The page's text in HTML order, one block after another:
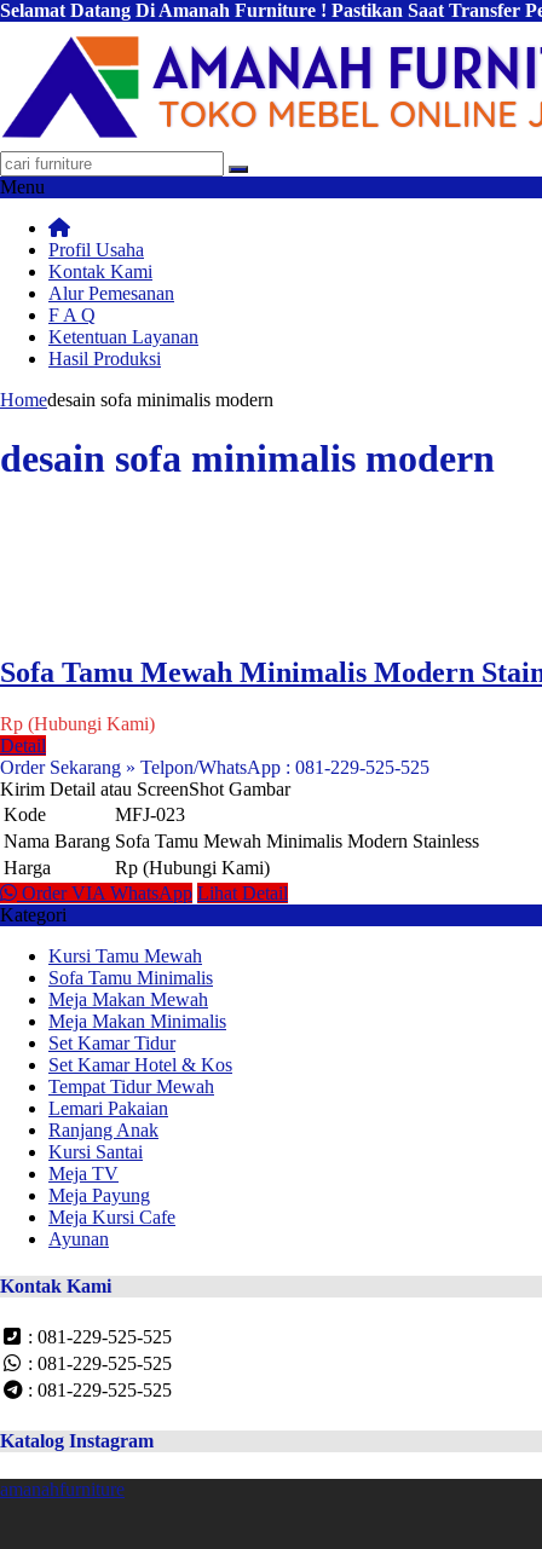
Selamat Datang Di Amanah Furniture ! Pastikan Saat Transfer
Menu
Profil Usaha
Kontak Kami
Alur Pemesanan
F A Q
Ketentuan Layanan
Hasil Produksi
Homedesain sofa minimalis modern
desain sofa minimalis modern
Sofa Tamu Mewah Minimalis Modern
Rp (Hubungi Kami)
Detail
Order Sekarang » Telpon/WhatsApp : 081-229-525-525
Kirim Detail atau ScreenShot Gambar
Kode
MFJ-023
Nama Barang Sofa Tamu Mewah Minimalis Modern Stainless
Harga
Rp (Hubungi Kami)
Order VIA WhatsApp Lihat Detail
Kategori
Kursi Tamu Mewah
Sofa Tamu Minimalis
Meja Makan Mewah
Meja Makan Minimalis
Set Kamar Tidur
Set Kamar Hotel & Kos
Tempat Tidur Mewah
Lemari Pakaian
Ranjang Anak
Kursi Santai
Meja TV
Meja Payung
Meja Kursi Cafe
Ayunan
Kontak Kami
: 081-229-525-525
: 081-229-525-525
: 081-229-525-525
Katalog Instagram
amanahfurniture